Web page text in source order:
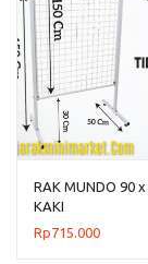
RAK MUNDO 90
KAKI
Rp715.000